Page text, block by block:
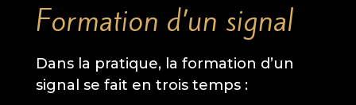
Formation d’un signal
Dans la pratique, la formation d’un
signal se fait en trois temps :